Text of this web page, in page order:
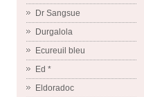
Dr Sangsue
Durgalola
Ecureuil bleu
Ed *
Eldoradoc